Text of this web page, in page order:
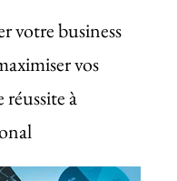
votre business
vos
réussite à